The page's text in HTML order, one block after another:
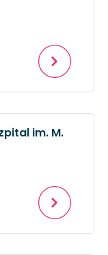
im. M.